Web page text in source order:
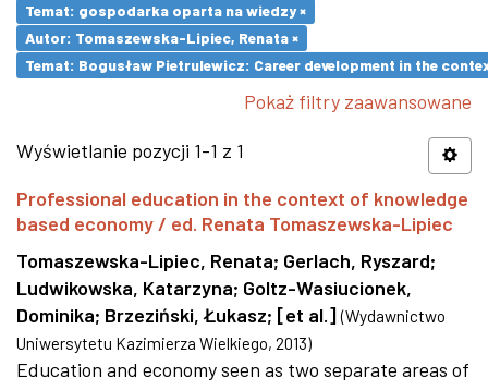
Temat: gospodarka oparta na wiedzy ×
Autor: Tomaszewska-Lipiec, Renata ×
Temat: Bogusław Pietrulewicz: Career development in the
Pokaż filtry zaawansowane
Wyświetlanie pozycji 1-1 z 1
Professional education in the context of knowledge
based economy / ed. Renata Tomaszewska-Lipiec
Tomaszewska-Lipiec, Renata; Gerlach, Ryszard;
Ludwikowska, Katarzyna; Goltz-Wasiucionek,
Dominika; Brzeziński, Łukasz; [et al.] (Wydawnictwo
Uniwersytetu Kazimierza Wielkiego, 2013)
Education and economy seen as two separate areas of